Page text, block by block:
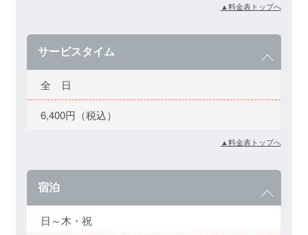
▲料金表トップへ
サービスタイム
全 日
6,400円（税込）
▲料金表トップへ
宿泊
日～木・祝